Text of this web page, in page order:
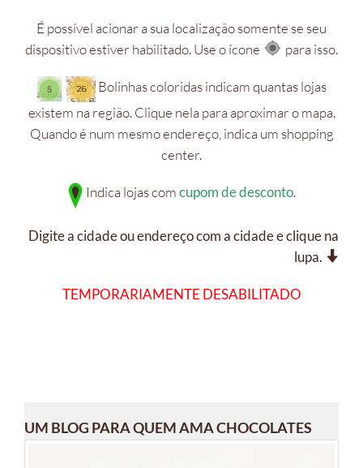
É possível acionar a sua localização somente se seu
dispositivo estiver habilitado. Use o ícone
para isso.
Bolinhas coloridas indicam quantas lojas
existem na região. Clique nela para aproximar o mapa.
Quando é num mesmo endereço, indica um shopping
center.
Indica lojas comcupom de desconto.
Digite a cidade ou endereço com a cidade e clique na
lupa.
TEMPORARIAMENTE DESABILITADO
UM BLOG PARA QUEM AMA CHOCOLATES